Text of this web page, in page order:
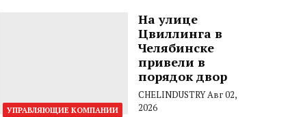
УПРАВЛЯЮЩИЕ КОМПАНИИ
На улице
Цвиллинга в
Челябинске
привели в
порядок двор
CHELINDUSTRYАвг 02,
2026